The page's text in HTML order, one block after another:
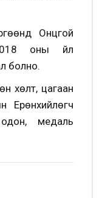
Онцгой
оны үйл
болно.
хөлт, цагаан
Ерөнхийлөгч
медаль